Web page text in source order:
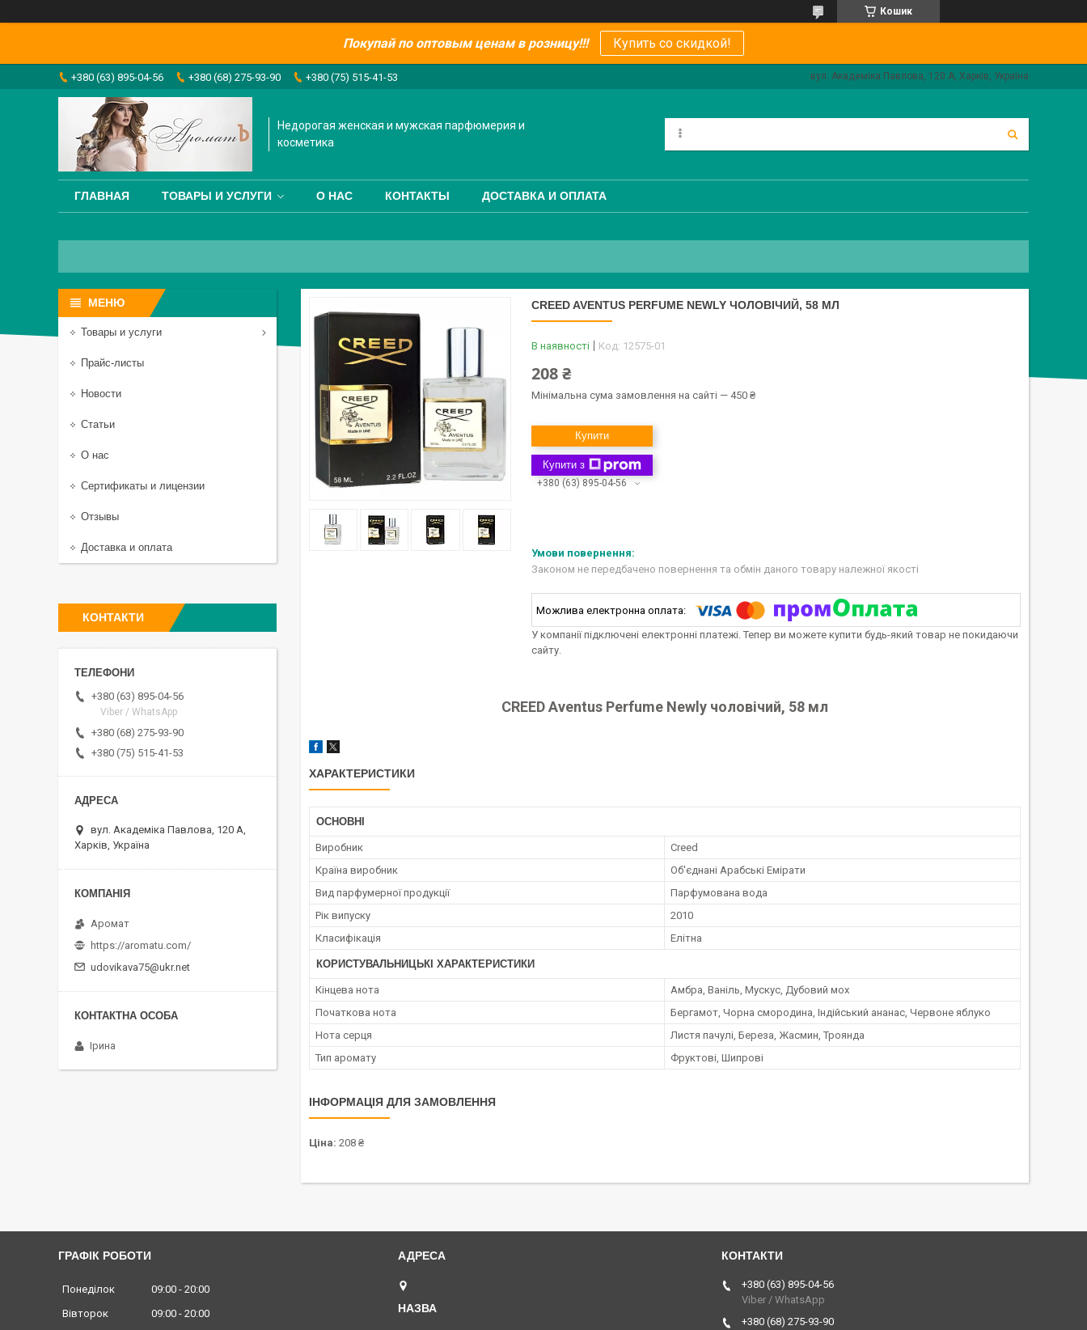
Кошик
Покупай по оптовым ценам в розницу!!! Купить со скидкой!
+380 (63) 895-04-56 +380 (68) 275-93-90 +380 (75) 515-41-53 вул. Академіка Павлова, 120 А, Харків, Україна
Недорогая женская и мужская парфюмерия и
косметика
ГЛАВНАЯ ТОВАРЫ И УСЛУГИ О НАС КОНТАКТЫ ДОСТАВКА И ОПЛАТА
CREED AVENTUS PERFUME NEWLY ЧОЛОВІЧИЙ, 58 МЛ
В наявності Код: 12575-01
208 ₴
Мінімальна сума замовлення на сайті — 450 ₴
Купити
Купити з
+380 (63) 895-04-56
Законом не передбачено повернення та обмін даного товару належної якості
У компанії підключені електронні платежі. Тепер ви можете купити будь-який товар не покидаючи
сайту.
CREED Aventus Perfume Newly чоловічий, 58 мл
ХАРАКТЕРИСТИКИ
ОСНОВНІ
Виробник
Creed
Країна виробник
Об'єднані Арабські Емірати
Вид парфумерної продукції
Парфумована вода
Рік випуску
2010
Класифікація
Елітна
КОРИСТУВАЛЬНИЦЬКІ ХАРАКТЕРИСТИКИ
Кінцева нота
Амбра, Ваніль, Мускус, Дубовий мох
Початкова нота
Бергамот, Чорна смородина, Індійський ананас, Червоне яблуко
Нота серця
Листя пачулі, Береза, Жасмин, Троянда
Тип аромату
Фруктові, Шипрові
ІНФОРМАЦІЯ ДЛЯ ЗАМОВЛЕННЯ
Ціна: 208 ₴
Товары и услуги
Прайс-листы
Новости
Статьи
О нас
Сертификаты и лицензии
Отзывы
Доставка и оплата
КОНТАКТИ
+380 (63) 895-04-56
Viber / WhatsApp
+380 (68) 275-93-90
+380 (75) 515-41-53
вул. Академіка Павлова, 120 А,
Харків, Україна
Аромат
https://aromatu.com/
udovikava75@ukr.net
Ірина
ГРАФІК РОБОТИ
Понеділок 09:00
20:00
Вівторок
09:00
20:00
+380 (63) 895-04-56
Viber / WhatsApp
+380 (68) 275-93-90